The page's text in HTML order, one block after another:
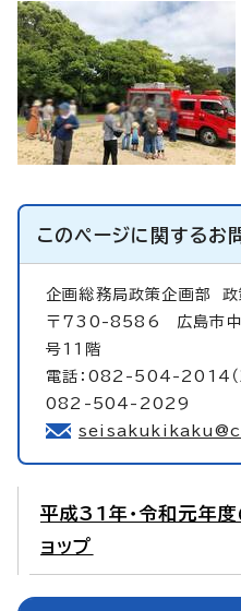
このページに関するお
企画総務局政策企画部
〒730-8586 広島市中
号11階
電話：082-504-2014（
082-504-2029
平成31年・令和元年度
ョップ